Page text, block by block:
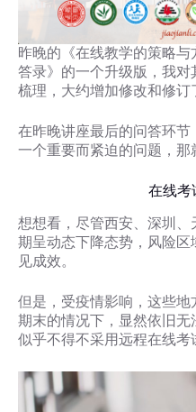
昨晚的《在线教学的策略与
答录》的一个升级版，我
梳理，大约增加修改和修订
在昨晚讲座最后的问答环
一个重要而紧迫的问题，那
在线考
想想看，尽管西安、深圳、
期呈动态下降态势，风险区
见成效。
但是，受疫情影响，这些地
期末的情况下，显然依旧
似乎不得不采用远程在线考